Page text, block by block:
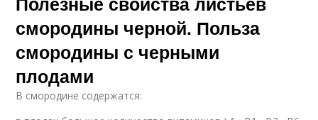
смородины черной. Польза
смородины с черными
плодами
В смородине содержатся: